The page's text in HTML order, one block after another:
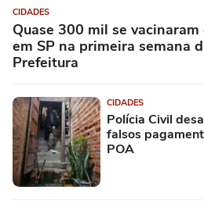
CIDADES
Quase 300 mil se
em SP na primeira semana
Prefeitura
CIDADES
Polícia Civil
falsos
POA